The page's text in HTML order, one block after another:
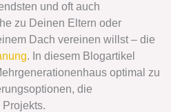
und oft auch
zu Deinen Eltern oder
Dach vereinen willst – die
. In diesem Blogartikel
optimal zu
die
Projekts.